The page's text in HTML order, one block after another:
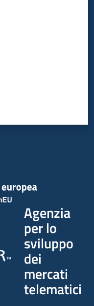
Agenzia
per lo
sviluppo
dei
mercati
telematici